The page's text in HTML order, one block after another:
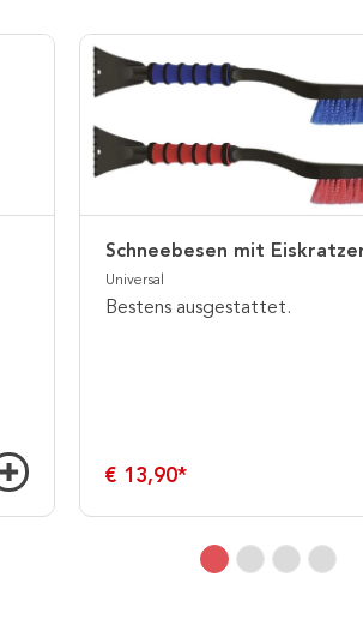
Schneebesen mit
Universal
Bestens ausgestattet.
€ 13,90*